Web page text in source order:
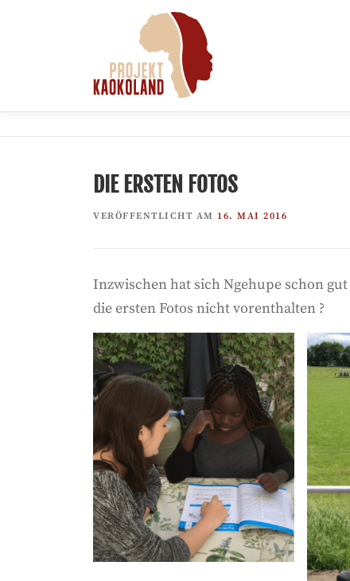
DIE ERSTEN FOTOS
VERÖFFENTLICHT AM 16. MAI 2016
Inzwischen hat sich Ngehupe schon
die ersten Fotos nicht vorenthalten ?